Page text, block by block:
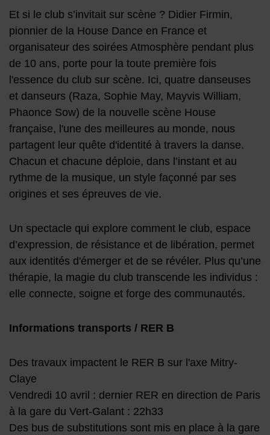
Et si le club s’invitait sur scène ? Didier Firmin,
pionnier de la House Dance en France et
organisateur des soirées Atmosphère pendant plus
de 10 ans, porte pour la toute première fois
l'essence du club sur scène. Ici, quatre danseuses
et danseurs (Raza, Sophie May, Mayvis William,
Phaonce Sow) de la nouvelle scène House
française, l'une des meilleures au monde, nous
partagent leur quête d'identité à travers la danse.
Chacun et chacune déploie, dans l’instant et au
rythme de la musique, un style façonné par ses
origines et ses épreuves de vie.
Un spectacle qui explore comment le club, espace
d’expression, de résistance et de libération, permet
aux identités d'émerger et de se révéler. Plus qu’une
thérapie, la magie du club transcende les individus :
elle connecte, soigne et forge des communautés.
Informations transports / RER B
Des travaux impactent le RER B sur l'axe Mitry-
Claye
Vendredi 10 avril : dernier RER en direction de Paris
à la gare du Vert-Galant : 22h33
Des bus de substitutions sont mis en place à la gare